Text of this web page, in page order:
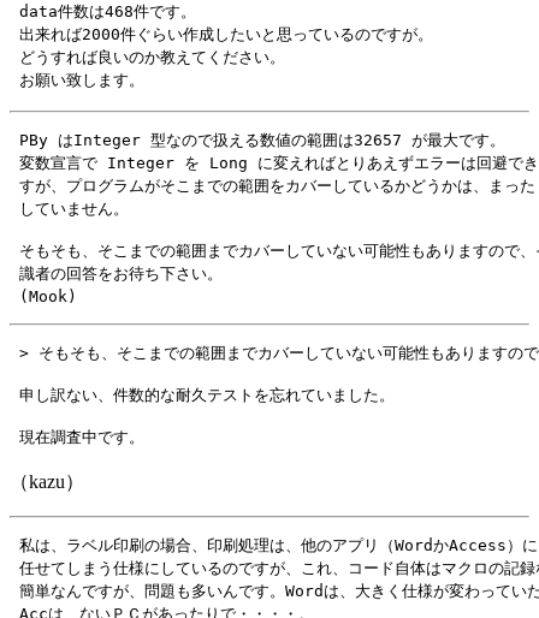
data件数は468件です。
出来れば2000件ぐらい作成したいと思っているのですが。
どうすれば良いのか教えてください。
PBy はInteger 型なので扱える数値の範囲は32657 が最大です。
変数宣言で Integer を Long に変えればとりあえずエラーは回避でき
すが、プログラムがそこまでの範囲をカバーしているかどうかは、まった
そもそも、そこまでの範囲までカバーしていない可能性もありますので、
識者の回答をお待ち下さい。
（kazu）
私は、ラベル印刷の場合、印刷処理は、他のアプリ（WordかAccess）に
任せてしまう仕様にしているのですが、これ、コード自体はマクロの記
簡単なんですが、問題も多いんです。Wordは、大きく仕様が変わってい